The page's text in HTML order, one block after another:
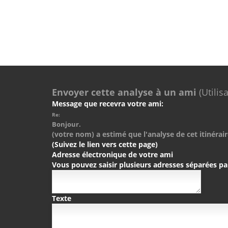
Envoyer cette analyse à un ami
Message que recevra votre ami:
Re:
Bonjour.
(votre nom) a estimé que l'analyse de cet
(Suivez le lien vers cette page)
Adresse électronique de votre ami
Vous pouvez saisir plusieurs adresses séparées
Texte